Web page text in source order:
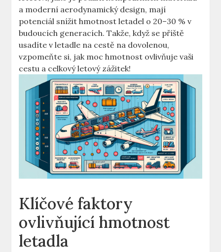
a⁣ moderní aerodynamický design,⁤ mají
potenciál snížit‍ hmotnost letadel ⁢o‌ 20–30 % v
budoucích⁣ generacích. ⁢Takže, ⁣když se příště
usadíte v letadle na ⁤cestě na ​dovolenou,
vzpomeňte si, jak​ moc hmotnost ovlivňuje vaši
cestu a⁢ celkový letový zážitek!
Klíčové ⁢faktory
ovlivňující hmotnost
letadla